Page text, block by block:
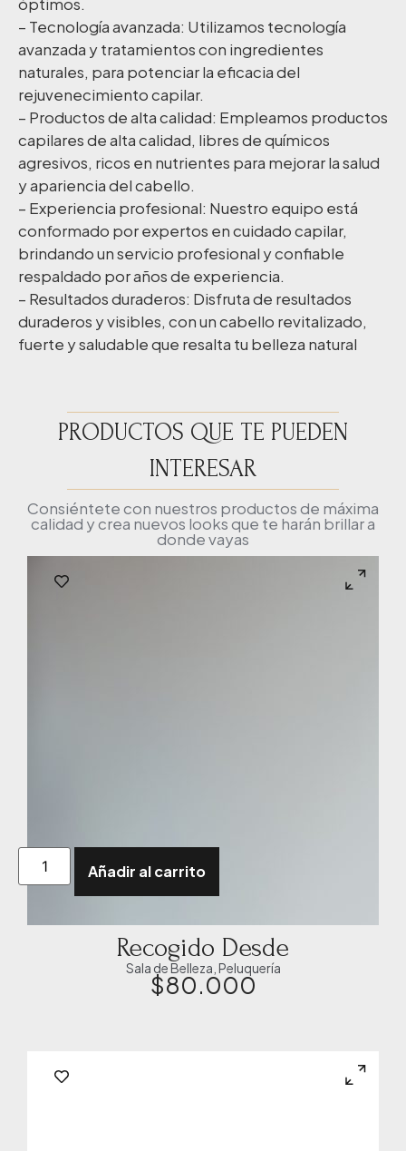
– Tecnología avanzada: Utilizamos tecnología
avanzada y tratamientos con ingredientes
naturales, para potenciar la eficacia del
rejuvenecimiento capilar.
– Productos de alta calidad: Empleamos productos
capilares de alta calidad, libres de químicos
agresivos, ricos en nutrientes para mejorar la salud
y apariencia del cabello.
– Experiencia profesional: Nuestro equipo está
conformado por expertos en cuidado capilar,
brindando un servicio profesional y confiable
respaldado por años de experiencia.
– Resultados duraderos: Disfruta de resultados
duraderos y visibles, con un cabello revitalizado,
fuerte y saludable que resalta tu belleza natural
PRODUCTOS QUE TE PUEDEN
INTERESAR
Consiéntete con nuestros productos de máxima
calidad y crea nuevos looks que te harán brillar a
donde vayas
Añadir al carrito
Recogido Desde
Sala de Belleza Peluquería
$80.000